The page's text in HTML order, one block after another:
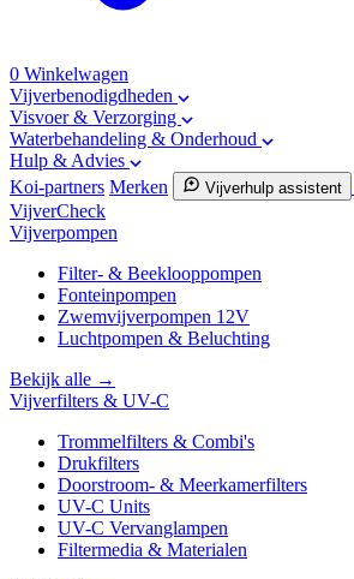
0 Winkelwagen
Vijverbenodigdheden
Visvoer & Verzorging
Waterbehandeling & Onderhoud
Hulp & Advies
Koi-partners Merken Vijverhulp assistent
VijverCheck
Vijverpompen
Filter- & Beeklooppompen
Fonteinpompen
Zwemvijverpompen 12V
Luchtpompen & Beluchting
Bekijk alle →
Vijverfilters & UV-C
Trommelfilters & Combi's
Drukfilters
Doorstroom- & Meerkamerfilters
UV-C Units
UV-C Vervanglampen
Filtermedia & Materialen